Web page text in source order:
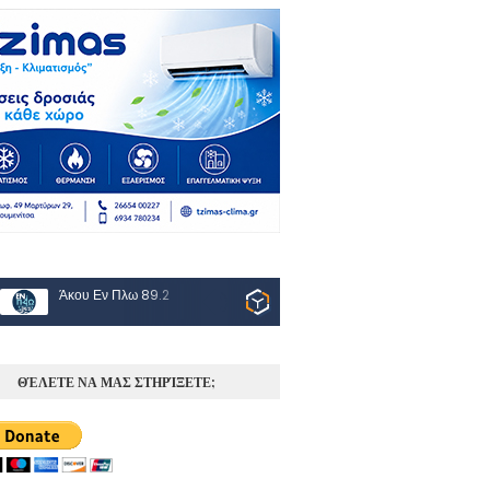
Άκου Εν Πλω 89.2
ΘΈΛΕΤΕ ΝΑ ΜΑΣ ΣΤΗΡΊΞΕΤΕ;